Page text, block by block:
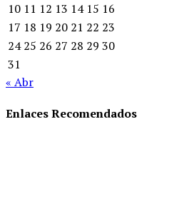
10 11 12 13 14 15 16
17 18 19 20 21 22 23
24 25 26 27 28 29 30
31
« Abr
Enlaces Recomendados